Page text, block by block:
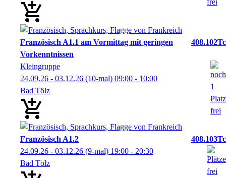
Französisch A1.1 am Vormittag mit geringen
Vorkenntnissen
408.102Tc
Kleingruppe
24.09.26 - 03.12.26 (10-mal) 09:00 - 10:00
Bad Tölz
Französisch A1.2
408.103Tc
24.09.26 - 03.12.26 (9-mal) 19:00 - 20:30
Bad Tölz